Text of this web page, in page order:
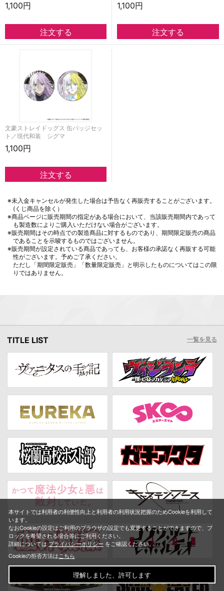
1,100円 1,100円
文豪ストレイドッグス 缶バッジセッ
ト／現代和装 シグマ
1,100円
※未入金キャンセルが発生した場合は予告なく再販売することがございます。
(くじ商品を除く）
※商品ページに販売期間の指定がある場合において、当該販売期間内であって
も製造数によりご購入いただけない場合がございます。
※販売期間はその時点での製造商品に対するものであり、期間限定販売の商品
であることを示唆するものではございません。
※販売期間が設定されている商品であっても、お客様の承諾なく再販する可能
性がございます。予めご了承ください。
ただし「期間限定販売」「数量限定販売」と明示したものについてはこの限
りではありません。
TITLE LIST 一覧を見る
本サイトでは利用者の利便性向上と利用者の利用状況把握のためCookieを利用して
います。
なおCookieの設定はご利用のブラウザの設定でも変更することができますので、ブ
ロックを希望される場合等にご利用ください。
詳細についてはプライバシーポリシー をご確認ください。
Cookieの拒否方法はこちら
理解しました、許可します